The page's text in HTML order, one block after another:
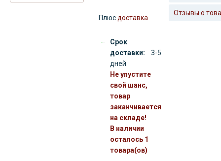
Плюс доставка
Срок
доставки:
3-5
дней
Не упустите
свой шанс,
товар
заканчивается
на складе!
В наличии
осталось 1
товара(ов)
Отзывы о